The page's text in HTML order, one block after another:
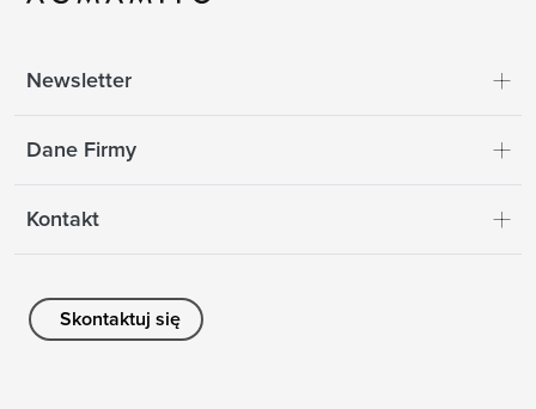
Newsletter
Dane Firmy
Kontakt
Skontaktuj się